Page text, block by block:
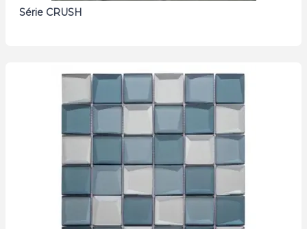
Série CRUSH